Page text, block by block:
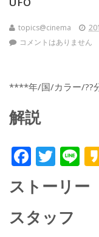
topics@cinema
コメントはありません
****年/国/カラー/??
解説
F
ac
e
b
T
w
itt
er
Li
e
ストーリー
スタッフ